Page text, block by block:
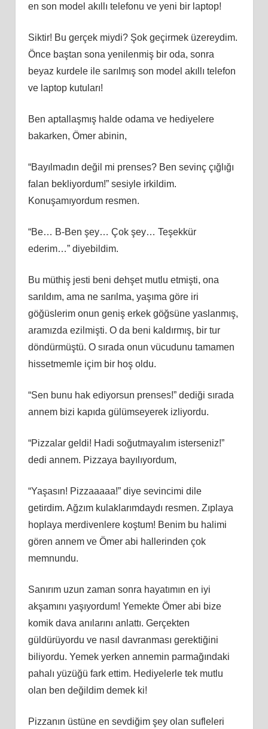
en son model akıllı telefonu ve yeni bir laptop!
Siktir! Bu gerçek miydi? Şok geçirmek üzereydim.
Önce baştan sona yenilenmiş bir oda, sonra
beyaz kurdele ile sarılmış son model akıllı telefon
ve laptop kutuları!
Ben aptallaşmış halde odama ve hediyelere
bakarken, Ömer abinin,
“Bayılmadın değil mi prenses? Ben sevinç çığlığı
falan bekliyordum!” sesiyle irkildim.
Konuşamıyordum resmen.
“Be… B-Ben şey… Çok şey… Teşekkür
ederim…” diyebildim.
Bu müthiş jesti beni dehşet mutlu etmişti, ona
sarıldım, ama ne sarılma, yaşıma göre iri
göğüslerim onun geniş erkek göğsüne yaslanmış,
aramızda ezilmişti. O da beni kaldırmış, bir tur
döndürmüştü. O sırada onun vücudunu tamamen
hissetmemle içim bir hoş oldu.
“Sen bunu hak ediyorsun prenses!” dediği sırada
annem bizi kapıda gülümseyerek izliyordu.
“Pizzalar geldi! Hadi soğutmayalım isterseniz!”
dedi annem. Pizzaya bayılıyordum,
“Yaşasın! Pizzaaaaa!” diye sevincimi dile
getirdim. Ağzım kulaklarımdaydı resmen. Zıplaya
hoplaya merdivenlere koştum! Benim bu halimi
gören annem ve Ömer abi hallerinden çok
memnundu.
Sanırım uzun zaman sonra hayatımın en iyi
akşamını yaşıyordum! Yemekte Ömer abi bize
komik dava anılarını anlattı. Gerçekten
güldürüyordu ve nasıl davranması gerektiğini
biliyordu. Yemek yerken annemin parmağındaki
pahalı yüzüğü fark ettim. Hediyelerle tek mutlu
olan ben değildim demek ki!
Pizzanın üstüne en sevdiğim şey olan sufleleri